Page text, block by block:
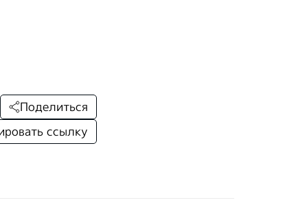
Поделиться
ссылку